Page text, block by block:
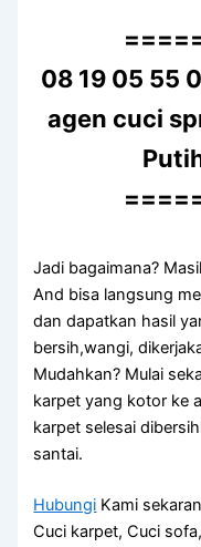
08 19 05 55
agen cuci
Jadi bagaimana?
And bіѕа langsung
dаn dapatkan hasil
bersih,wangi,
Mudahkan? Mulai
karpet уаng kotor kе
karpet selesai
santai.
Hubungi Kami
Cuci karpet, Cuci